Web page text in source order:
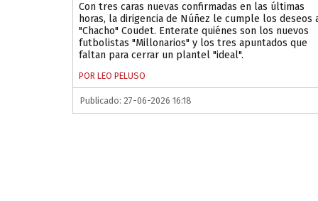
Con tres caras nuevas confirmadas en las últimas
horas, la dirigencia de Núñez le cumple los deseos
"Chacho" Coudet. Enterate quiénes son los nuevos
futbolistas "Millonarios" y los tres apuntados que
faltan para cerrar un plantel "ideal".
POR LEO PELUSO
Publicado: 27-06-2026 16:18